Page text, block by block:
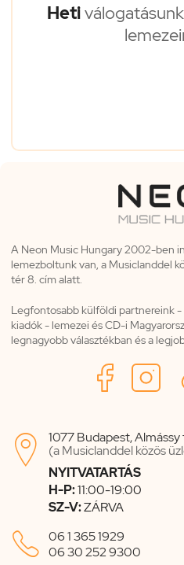
Heti
A Neon Music Hungary 2002-ben
lemezboltunk van, a Musiclanddel
tér 8. cím alatt.
Legfontosabb külföldi partnereink -
kiadók - lemezei és CD-i
legnagyobb választékban és a

1077 Budapest,
(a Musiclanddel közös
NYITVATARTÁS
H-P:11:00-19:00
SZ-V:ZÁRVA
 06 1 365 1929
06 30 252 9300